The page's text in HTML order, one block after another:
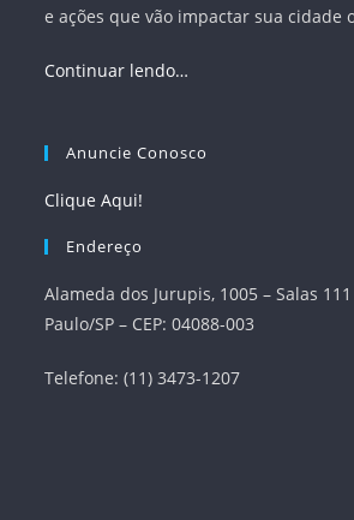
e ações que vão impactar sua cidade
Continuar lendo…
Anuncie Conosco
Clique Aqui!
Endereço
Alameda dos Jurupis, 1005 – Salas
Paulo/SP – CEP: 04088-003
Telefone: (11) 3473-1207